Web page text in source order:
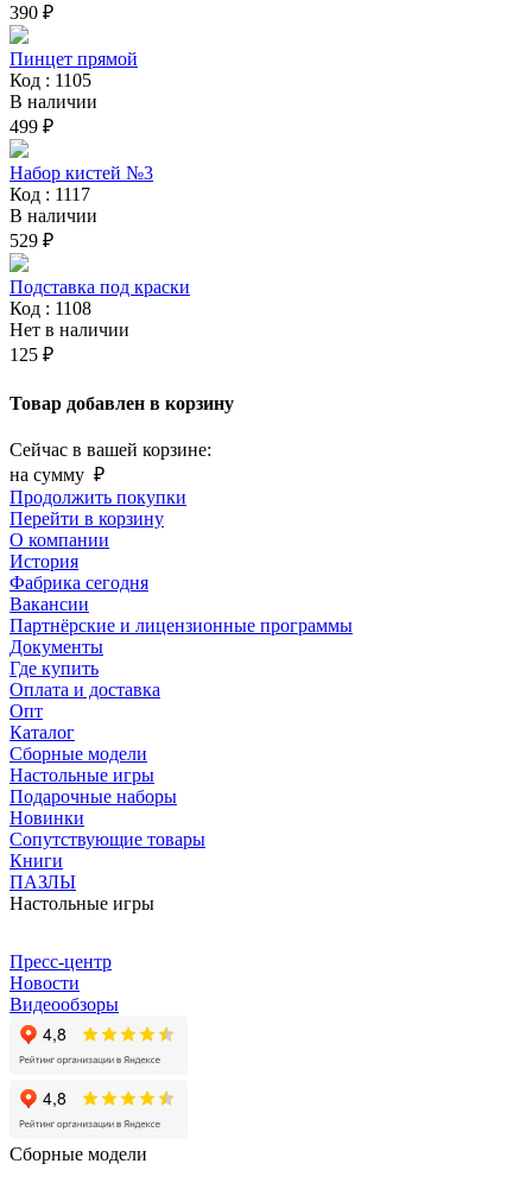
390 ₽
Пинцет прямой
Код : 1105
В наличии
499 ₽
Набор кистей №3
Код : 1117
В наличии
529 ₽
Подставка под краски
Код : 1108
Нет в наличии
125 ₽
Товар добавлен в корзину
Сейчас в вашей корзине:
на сумму ₽
Продолжить покупки
Перейти в корзину
О компании
История
Фабрика сегодня
Вакансии
Партнёрские и лицензионные программы
Документы
Где купить
Оплата и доставка
Опт
Каталог
Сборные модели
Настольные игры
Подарочные наборы
Новинки
Сопутствующие товары
Книги
ПАЗЛЫ
Настольные игры
Пресс-центр
Новости
Видеообзоры
Сборные модели